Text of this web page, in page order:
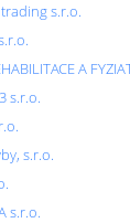
s.r.o.
A
s.r.o.
s.r.o.
s.r.o.